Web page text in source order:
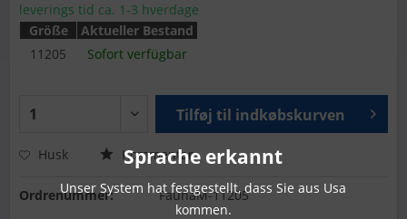
leverings tid ca. 1-3 hverdage
Größe
Aktueller Bestand
11205
Sofort verfügbar
Tilføj til indkøbskurven
Husk Kommentar
Ordrenummer: FaunaM-11205
Sprache erkannt
Unser System hat festgestellt, dass Sie aus Usa
kommen.